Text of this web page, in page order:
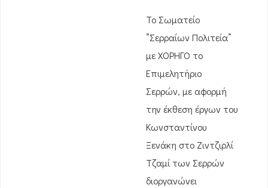
Το Σωματείο
”Σερραίων Πολιτεία”
με ΧΟΡΗΓΟ το
Επιμελητήριο
Σερρών, με αφορμή
την έκθεση έργων του
Κωνσταντίνου
Ξενάκη στο Ζιντζιρλί
Τζαμί των Σερρών
διοργανώνει